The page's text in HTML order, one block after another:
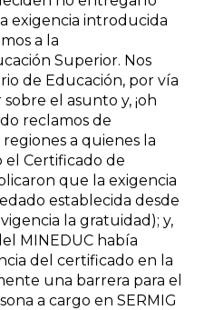
exigencia introducida
a la
Superior. Nos
de Educación, por vía
el asunto y, ¡oh
reclamos de
a quienes la
el Certificado de
que la exigencia
establecida desde
la gratuidad); y,
MINEDUC había
del certificado en la
una barrera para el
a cargo en SERMIG